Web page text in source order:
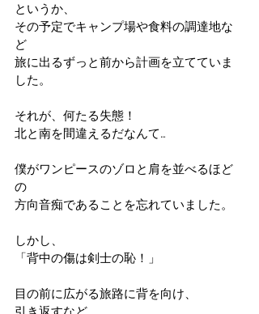
というか、
その予定でキャンプ場や食料の調達地な
ど
旅に出るずっと前から計画を立てていま
した。
それが、何たる失態！
北と南を間違えるだなんて…
僕がワンピースのゾロと肩を並べるほど
の
方向音痴であることを忘れていました。
しかし、
「背中の傷は剣士の恥！」
目の前に広がる旅路に背を向け、